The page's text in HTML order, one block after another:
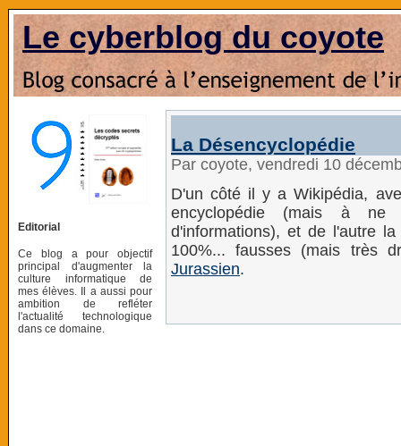
Le cyberblog du coyote
Editorial
Ce blog a pour objectif
principal d'augmenter la
culture informatique de
mes élèves. Il a aussi pour
ambition de refléter
l'actualité technologique
dans ce domaine.
La Désencyclopédie
Par coyote, vendredi 10
D'un côté il y a Wikipédia,
encyclopédie (mais à ne
d'informations), et de l'autre
100%... fausses (mais très
Jurassien.